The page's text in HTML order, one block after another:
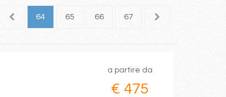
63 64 65 66 67 68
a partire da
€ 475